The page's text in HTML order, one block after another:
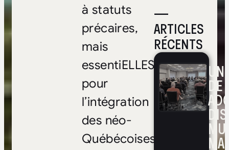
—
ARTICLES
RÉCENTS
DE
à statuts
précaires,
mais
essentiELLES
pour
l’intégration
des néo-
Québécoises